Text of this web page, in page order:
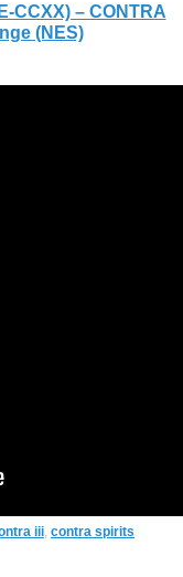
CCXX) – CONTRA
(NES)
iii, contra spirits